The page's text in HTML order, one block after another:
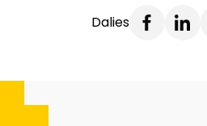
Dalies